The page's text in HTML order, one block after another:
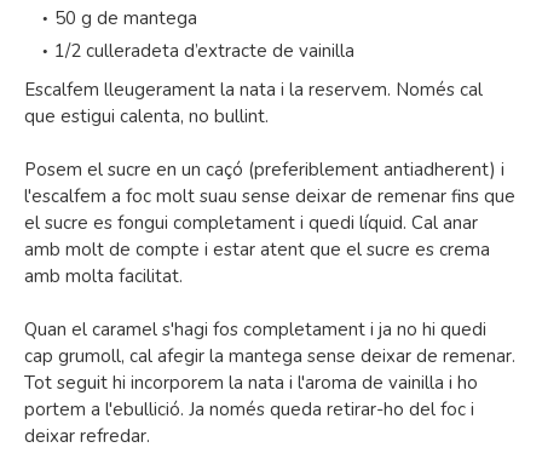
50 g de mantega
1/2 culleradeta d’extracte de vainilla
Escalfem lleugerament la nata i la reservem. Només cal
que estigui calenta, no bullint.
Posem el sucre en un caçó (preferiblement antiadherent) i
l'escalfem a foc molt suau sense deixar de remenar fins que
el sucre es fongui completament i quedi líquid. Cal anar
amb molt de compte i estar atent que el sucre es crema
amb molta facilitat.
Quan el caramel s'hagi fos completament i ja no hi quedi
cap grumoll, cal afegir la mantega sense deixar de remenar.
Tot seguit hi incorporem la nata i l'aroma de vainilla i ho
portem a l'ebullició. Ja només queda retirar-ho del foc i
deixar refredar.